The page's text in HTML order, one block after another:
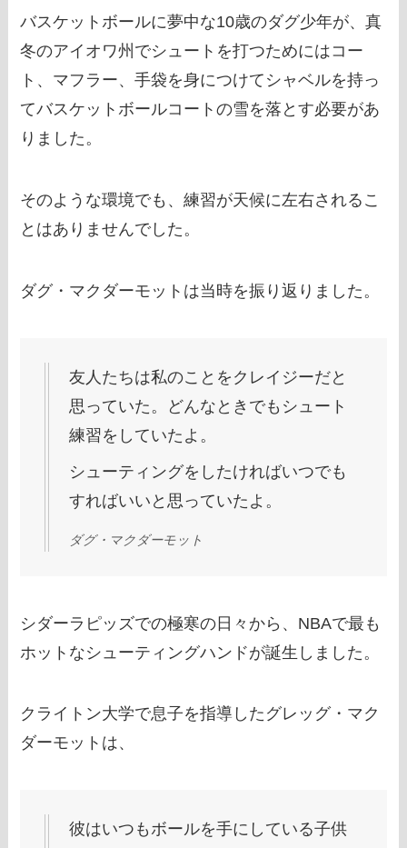
バスケットボールに夢中な10歳のダグ少年が、真
冬のアイオワ州でシュートを打つためにはコー
ト、マフラー、手袋を身につけてシャベルを持っ
てバスケットボールコートの雪を落とす必要があ
りました。
そのような環境でも、練習が天候に左右されるこ
とはありませんでした。
ダグ・マクダーモットは当時を振り返りました。
友人たちは私のことをクレイジーだと
思っていた。どんなときでもシュート
練習をしていたよ。
シューティングをしたければいつでも
すればいいと思っていたよ。
ダグ・マクダーモット
シダーラピッズでの極寒の日々から、NBAで最も
ホットなシューティングハンドが誕生しました。
クライトン大学で息子を指導したグレッグ・マク
ダーモットは、
彼はいつもボールを手にしている子供